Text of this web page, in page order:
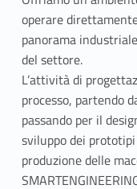
operare
panorama
del settore.
L’attività di
processo, partendo
passando per il
sviluppo dei
produzione delle